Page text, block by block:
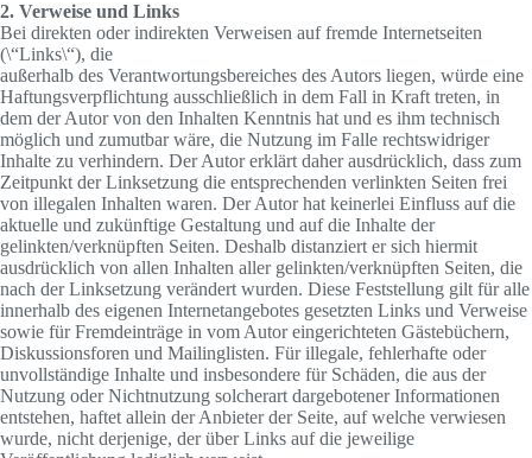
2. Verweise und Links
Bei direkten oder indirekten Verweisen auf fremde Internetseiten
(\“Links\“), die
außerhalb des Verantwortungsbereiches des Autors liegen, würde eine
Haftungsverpflichtung ausschließlich in dem Fall in Kraft treten, in
dem der Autor von den Inhalten Kenntnis hat und es ihm technisch
möglich und zumutbar wäre, die Nutzung im Falle rechtswidriger
Inhalte zu verhindern. Der Autor erklärt daher ausdrücklich, dass zum
Zeitpunkt der Linksetzung die entsprechenden verlinkten Seiten frei
von illegalen Inhalten waren. Der Autor hat keinerlei Einfluss auf die
aktuelle und zukünftige Gestaltung und auf die Inhalte der
gelinkten/verknüpften Seiten. Deshalb distanziert er sich hiermit
ausdrücklich von allen Inhalten aller gelinkten/verknüpften Seiten, die
nach der Linksetzung verändert wurden. Diese Feststellung gilt für alle
innerhalb des eigenen Internetangebotes gesetzten Links und Verweise
sowie für Fremdeinträge in vom Autor eingerichteten Gästebüchern,
Diskussionsforen und Mailinglisten. Für illegale, fehlerhafte oder
unvollständige Inhalte und insbesondere für Schäden, die aus der
Nutzung oder Nichtnutzung solcherart dargebotener Informationen
entstehen, haftet allein der Anbieter der Seite, auf welche verwiesen
wurde, nicht derjenige, der über Links auf die jeweilige